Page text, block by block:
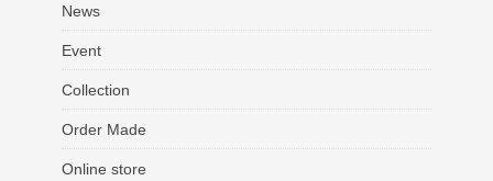
News
Event
Collection
Order Made
Online store